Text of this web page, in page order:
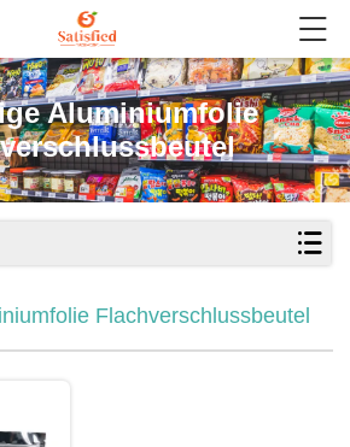
Aluminiumfolie
Flachverschlussbeutel